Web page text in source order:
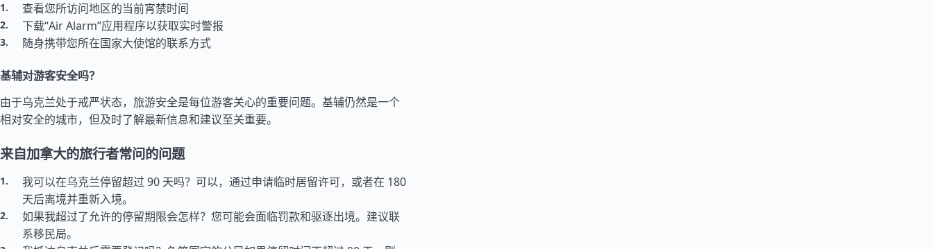
查看您所访问地区的当前宵禁时间
下载“Air Alarm”应用程序以获取实时警报
随身携带您所在国家大使馆的联系方式
基辅对游客安全吗？
由于乌克兰处于戒严状态，旅游安全是每位游客关心的重要问题。基辅仍然是一个
相对安全的城市，但及时了解最新信息和建议至关重要。
来自加拿大的旅行者常问的问题
我可以在乌克兰停留超过 90 天吗？可以，通过申请临时居留许可，或者在 180
天后离境并重新入境。
如果我超过了允许的停留期限会怎样？您可能会面临罚款和驱逐出境。建议联
系移民局。